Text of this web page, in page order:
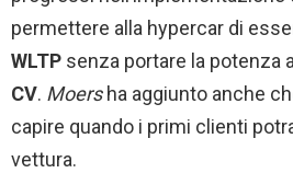
permettere alla hypercar di
WLTP senza portare la potenza
CV. Moersha aggiunto anche
capire quando i primi clienti
vettura.